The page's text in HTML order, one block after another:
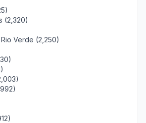
(2,320)
Verde (2,250)